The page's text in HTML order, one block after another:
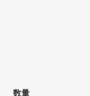
数量